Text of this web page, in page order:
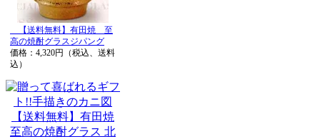
【送料無料】有田焼 至
高の焼酎グラスジパング
価格：4,320円（税込、送料
込）